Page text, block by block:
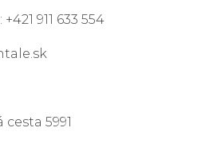
911 633 554
5991